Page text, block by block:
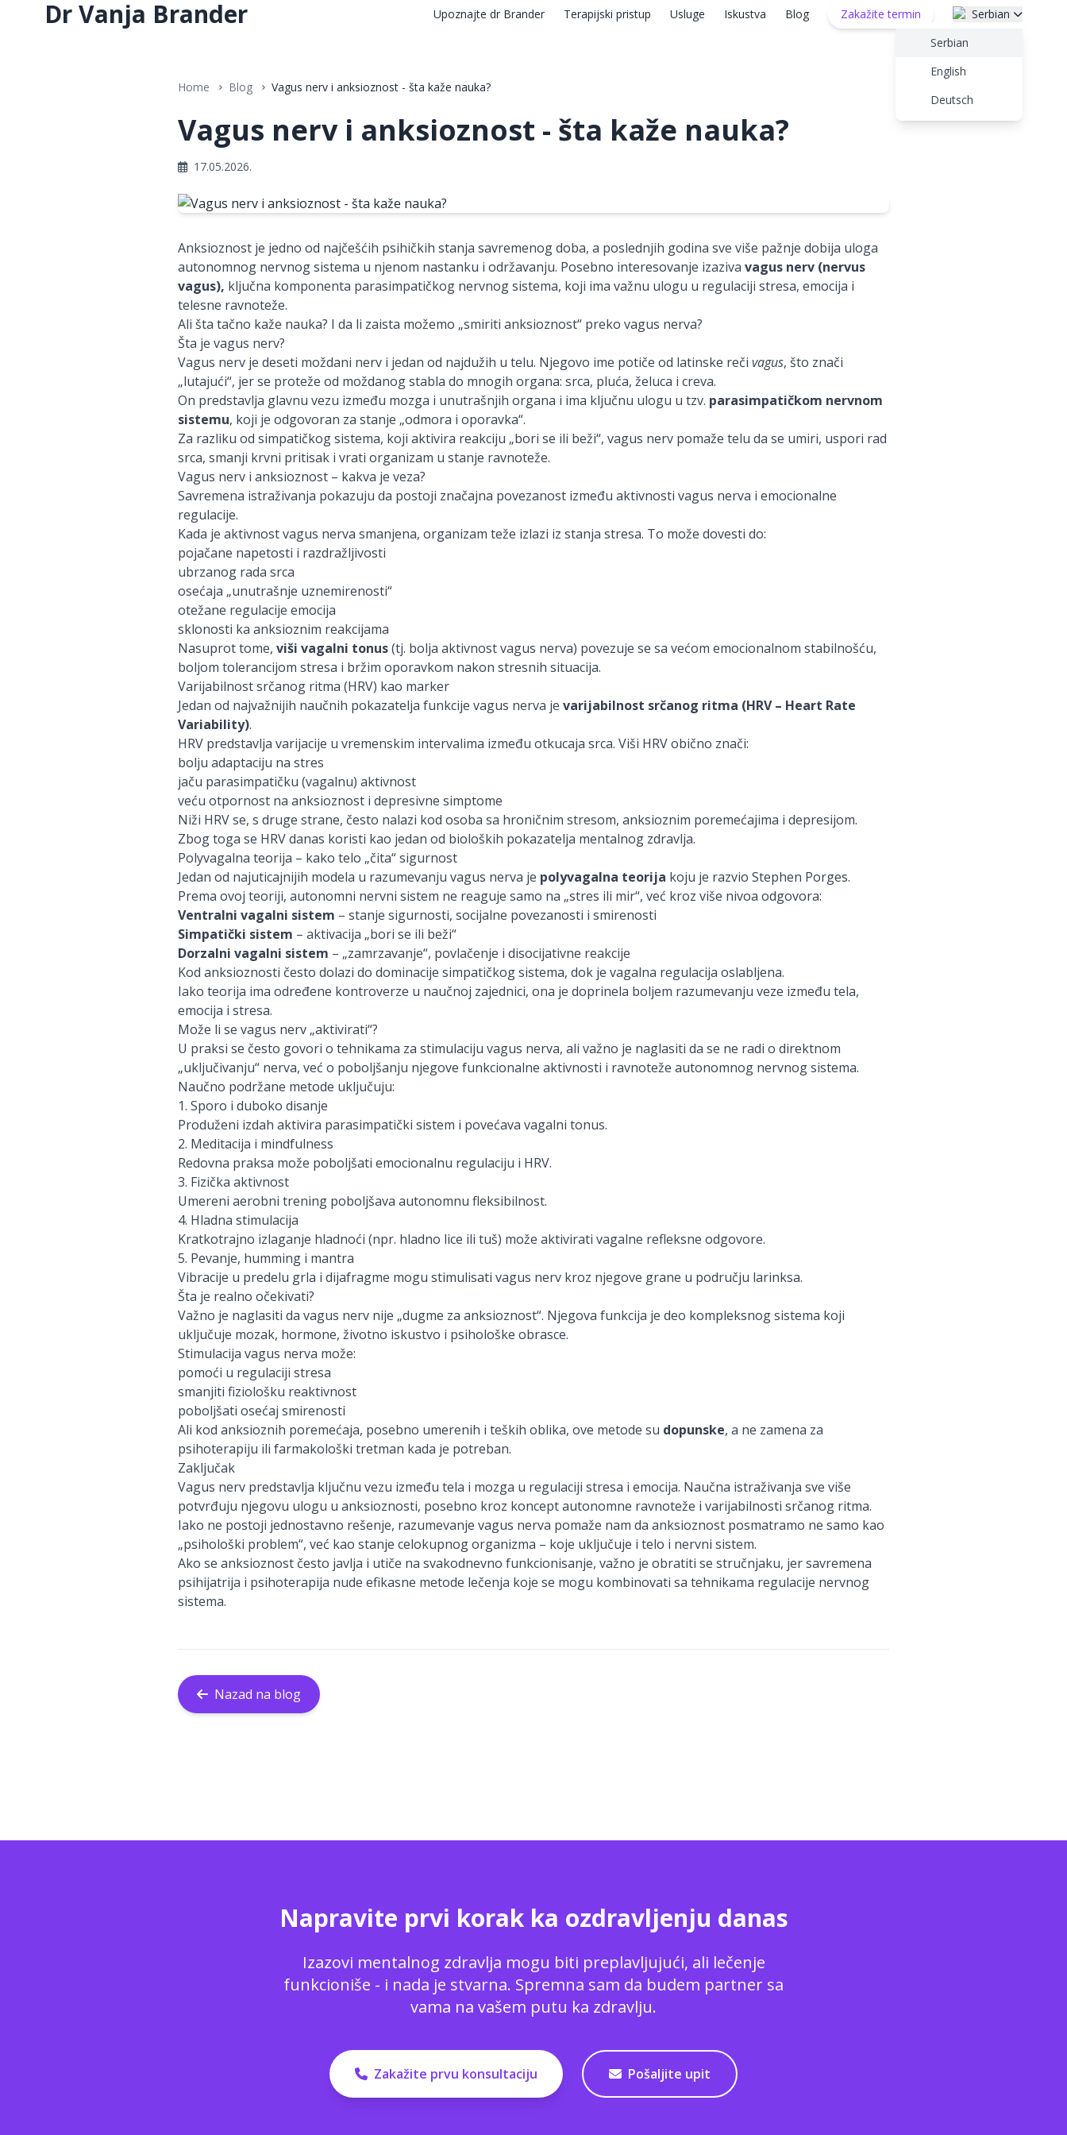
Dr Vanja Brander Upoznajte dr Brander Terapijski pristup Usluge Iskustva Blog Zakažite termin
Serbian
Serbian
English
Deutsch
Home Blog Vagus nerv i anksioznost - šta kaže nauka?
Vagus nerv i anksioznost - šta kaže nauka?
17.05.2026.
Anksioznost je jedno od najčešćih psihičkih stanja savremenog doba, a poslednjih godina sve više pažnje dobija uloga
autonomnog nervnog sistema u njenom nastanku i održavanju. Posebno interesovanje izaziva vagus nerv (nervus
vagus), ključna komponenta parasimpatičkog nervnog sistema, koji ima važnu ulogu u regulaciji stresa, emocija i
telesne ravnoteže.
Ali šta tačno kaže nauka? I da li zaista možemo „smiriti anksioznost“ preko vagus nerva?
Šta je vagus nerv?
Vagus nerv je deseti moždani nerv i jedan od najdužih u telu. Njegovo ime potiče od latinske reči vagus, što znači
„lutajući“, jer se proteže od moždanog stabla do mnogih organa: srca, pluća, želuca i creva.
On predstavlja glavnu vezu između mozga i unutrašnjih organa i ima ključnu ulogu u tzv. parasimpatičkom nervnom
sistemu, koji je odgovoran za stanje „odmora i oporavka“.
Za razliku od simpatičkog sistema, koji aktivira reakciju „bori se ili beži“, vagus nerv pomaže telu da se umiri, uspori rad
srca, smanji krvni pritisak i vrati organizam u stanje ravnoteže.
Vagus nerv i anksioznost – kakva je veza?
Savremena istraživanja pokazuju da postoji značajna povezanost između aktivnosti vagus nerva i emocionalne
regulacije.
Kada je aktivnost vagus nerva smanjena, organizam teže izlazi iz stanja stresa. To može dovesti do:
pojačane napetosti i razdražljivosti
ubrzanog rada srca
osećaja „unutrašnje uznemirenosti“
otežane regulacije emocija
sklonosti ka anksioznim reakcijama
Nasuprot tome, viši vagalni tonus(tj. bolja aktivnost vagus nerva) povezuje se sa većom emocionalnom stabilnošću,
boljom tolerancijom stresa i bržim oporavkom nakon stresnih situacija.
Varijabilnost srčanog ritma (HRV) kao marker
Jedan od najvažnijih naučnih pokazatelja funkcije vagus nerva je varijabilnost srčanog ritma (HRV – Heart Rate
Variability).
HRV predstavlja varijacije u vremenskim intervalima između otkucaja srca. Viši HRV obično znači:
bolju adaptaciju na stres
jaču parasimpatičku (vagalnu) aktivnost
veću otpornost na anksioznost i depresivne simptome
Niži HRV se, s druge strane, često nalazi kod osoba sa hroničnim stresom, anksioznim poremećajima i depresijom.
Zbog toga se HRV danas koristi kao jedan od bioloških pokazatelja mentalnog zdravlja.
Polyvagalna teorija – kako telo „čita“ sigurnost
Jedan od najuticajnijih modela u razumevanju vagus nerva je polyvagalna teorija koju je razvio Stephen Porges.
Prema ovoj teoriji, autonomni nervni sistem ne reaguje samo na „stres ili mir“, već kroz više nivoa odgovora:
Ventralni vagalni sistem – stanje sigurnosti, socijalne povezanosti i smirenosti
Simpatički sistem – aktivacija „bori se ili beži“
Dorzalni vagalni sistem – „zamrzavanje“, povlačenje i disocijativne reakcije
Kod anksioznosti često dolazi do dominacije simpatičkog sistema, dok je vagalna regulacija oslabljena.
Iako teorija ima određene kontroverze u naučnoj zajednici, ona je doprinela boljem razumevanju veze između tela,
emocija i stresa.
Može li se vagus nerv „aktivirati“?
U praksi se često govori o tehnikama za stimulaciju vagus nerva, ali važno je naglasiti da se ne radi o direktnom
„uključivanju“ nerva, već o poboljšanju njegove funkcionalne aktivnosti i ravnoteže autonomnog nervnog sistema.
Naučno podržane metode uključuju:
1. Sporo i duboko disanje
Produženi izdah aktivira parasimpatički sistem i povećava vagalni tonus.
2. Meditacija i mindfulness
Redovna praksa može poboljšati emocionalnu regulaciju i HRV.
3. Fizička aktivnost
Umereni aerobni trening poboljšava autonomnu fleksibilnost.
4. Hladna stimulacija
Kratkotrajno izlaganje hladnoći (npr. hladno lice ili tuš) može aktivirati vagalne refleksne odgovore.
5. Pevanje, humming i mantra
Vibracije u predelu grla i dijafragme mogu stimulisati vagus nerv kroz njegove grane u području larinksa.
Šta je realno očekivati?
Važno je naglasiti da vagus nerv nije „dugme za anksioznost“. Njegova funkcija je deo kompleksnog sistema koji
uključuje mozak, hormone, životno iskustvo i psihološke obrasce.
Stimulacija vagus nerva može:
pomoći u regulaciji stresa
smanjiti fiziološku reaktivnost
poboljšati osećaj smirenosti
Ali kod anksioznih poremećaja, posebno umerenih i teških oblika, ove metode su dopunske, a ne zamena za
psihoterapiju ili farmakološki tretman kada je potreban.
Zaključak
Vagus nerv predstavlja ključnu vezu između tela i mozga u regulaciji stresa i emocija. Naučna istraživanja sve više
potvrđuju njegovu ulogu u anksioznosti, posebno kroz koncept autonomne ravnoteže i varijabilnosti srčanog ritma.
Iako ne postoji jednostavno rešenje, razumevanje vagus nerva pomaže nam da anksioznost posmatramo ne samo kao
„psihološki problem“, već kao stanje celokupnog organizma – koje uključuje i telo i nervni sistem.
Ako se anksioznost često javlja i utiče na svakodnevno funkcionisanje, važno je obratiti se stručnjaku, jer savremena
psihijatrija i psihoterapija nude efikasne metode lečenja koje se mogu kombinovati sa tehnikama regulacije nervnog
sistema.
Nazad na blog
Napravite prvi korak ka ozdravljenju danas
Izazovi mentalnog zdravlja mogu biti preplavljujući, ali lečenje
funkcioniše - i nada je stvarna. Spremna sam da budem partner sa
vama na vašem putu ka zdravlju.
Zakažite prvu konsultaciju Pošaljite upit